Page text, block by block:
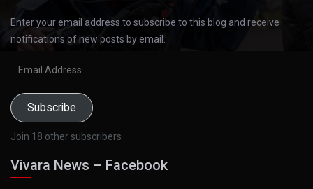
Enter your email address to subscribe to this blog and receive
notifications of new posts by email.
Subscribe
Join 18 other subscribers
Vivara News – Facebook